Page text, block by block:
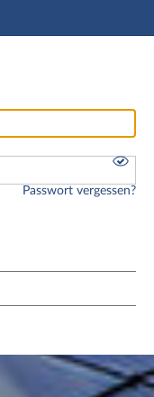
Passwort vergessen?